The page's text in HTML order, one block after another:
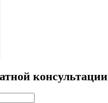
консультации